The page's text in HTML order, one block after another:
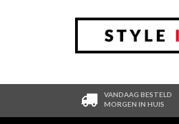
VANDAAG BESTELD
MORGEN IN HUIS